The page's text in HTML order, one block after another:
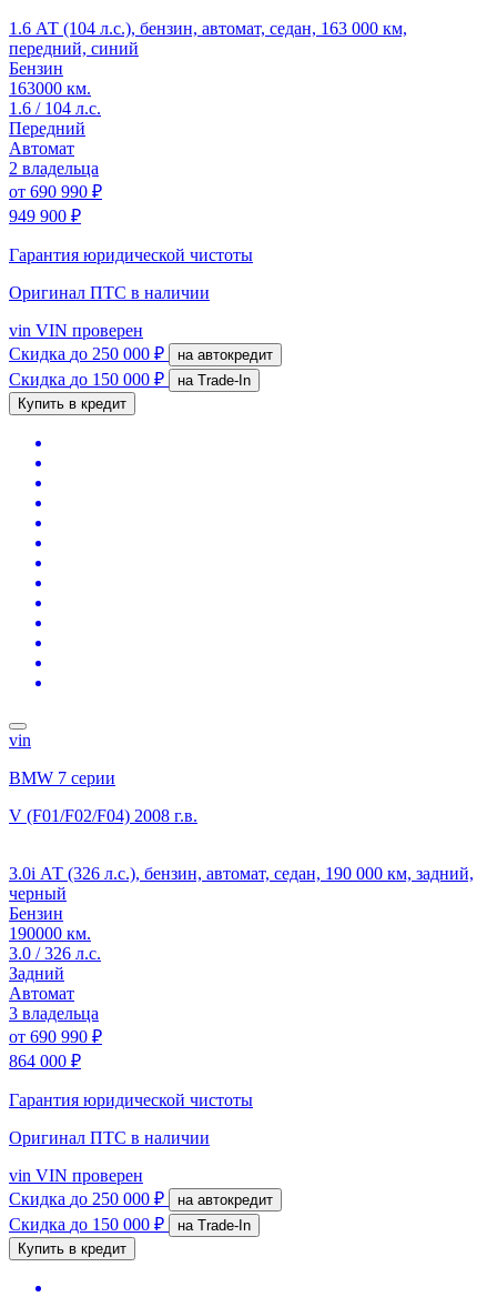
1.6 АТ (104 л.с.), бензин, автомат, седан, 163 000 км,
передний, синий
Бензин
163000 км.
1.6 / 104 л.с.
Передний
Автомат
2 владельца
от 690 990 ₽
949 900 ₽
Гарантия юридической чистоты
Оригинал ПТС в наличии
vin VIN проверен
Скидка до 250 000 ₽ на автокредит
Скидка до 150 000 ₽
на Trade-In
Купить в кредит
vin
BMW 7 серии
V (F01/F02/F04) 2008 г.в.
3.0i АТ (326 л.с.), бензин, автомат, седан, 190 000 км, задний,
черный
Бензин
190000 км.
3.0 / 326 л.с.
Задний
Автомат
3 владельца
от 690 990 ₽
864 000 ₽
Гарантия юридической чистоты
Оригинал ПТС в наличии
vin VIN проверен
Скидка до 250 000 ₽ на автокредит
Скидка до 150 000 ₽
на Trade-In
Купить в кредит